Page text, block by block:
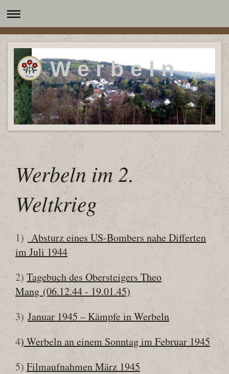
W e r b e l n
Werbeln im 2.
Weltkrieg
1) Absturz eines US-Bombers nahe Differten
im Juli 1944
2) Tagebuch des Obersteigers Theo
Mang (06.12.44 - 19.01.45)
3) Januar 1945 – Kämpfe in Werbeln
4) Werbeln an einem Sonntag im Februar 1945
5) Filmaufnahmen März 1945